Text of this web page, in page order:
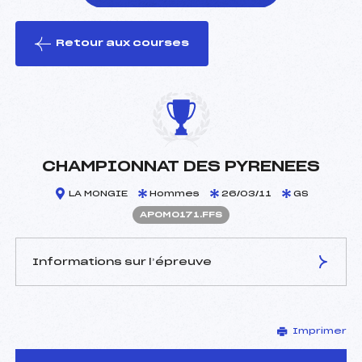
le ski
Retour aux courses
CHAMPIONNAT DES PYRENEES
LA MONGIE Hommes 26/03/11 GS
APOM0171.FFS
Informations sur l’épreuve
MICHAUD JACQUES (PO)
Arbitre :
MARTREUIL SYLVAIN (PO)
Imprimer